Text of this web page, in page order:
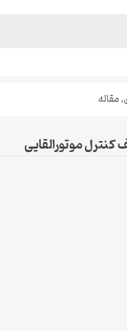
,مقاله
موتورالقایی